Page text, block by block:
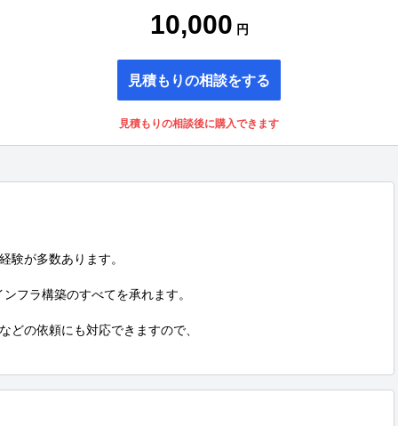
10,000 円
見積もりの相談をする
見積もりの相談後に購入できます
験が多数あります。
フラ構築のすべてを承れます。
どの依頼にも対応できますので、